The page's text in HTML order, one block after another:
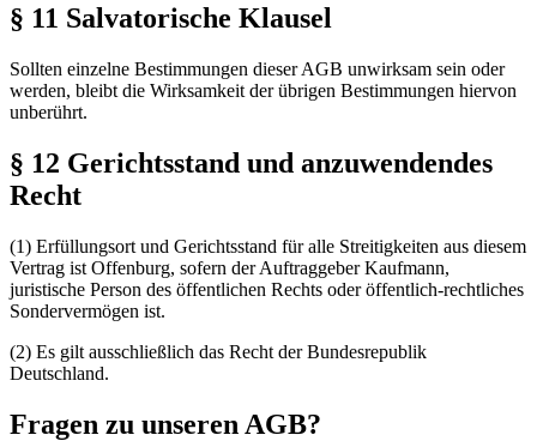
§ 11 Salvatorische Klausel
Sollten einzelne Bestimmungen dieser AGB unwirksam sein oder
werden, bleibt die Wirksamkeit der übrigen Bestimmungen hiervon
unberührt.
§ 12 Gerichtsstand und anzuwendendes
Recht
(1) Erfüllungsort und Gerichtsstand für alle Streitigkeiten aus diesem
Vertrag ist Offenburg, sofern der Auftraggeber Kaufmann,
juristische Person des öffentlichen Rechts oder öffentlich-rechtliches
Sondervermögen ist.
(2) Es gilt ausschließlich das Recht der Bundesrepublik
Deutschland.
Fragen zu unseren AGB?